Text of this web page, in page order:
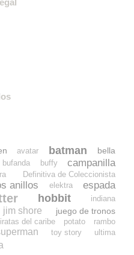
avatar batman bella
bufanda buffy campanilla
Definitiva de Coleccionista
anillos elektra espada
hobbit
indiana
jim shore juego de tronos
del caribe potato
rambo
toy story ultima